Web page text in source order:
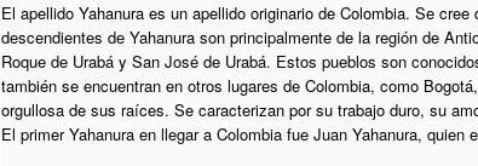
El apellido Yahanura es un apellido originario de Colombia. Se
descendientes de Yahanura son principalmente de la región de
Roque de Urabá y San José de Urabá. Estos pueblos son
también se encuentran en otros lugares de Colombia, como
orgullosa de sus raíces. Se caracterizan por su trabajo duro, su
El primer Yahanura en llegar a Colombia fue Juan Yahanura,